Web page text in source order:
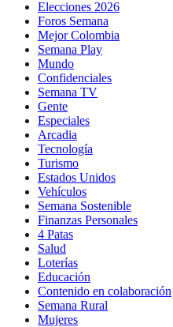
Elecciones 2026
Foros Semana
Mejor Colombia
Semana Play
Mundo
Confidenciales
Semana TV
Gente
Especiales
Arcadia
Tecnología
Turismo
Estados Unidos
Vehículos
Semana Sostenible
Finanzas Personales
4 Patas
Salud
Loterías
Educación
Contenido en colaboración
Semana Rural
Mujeres